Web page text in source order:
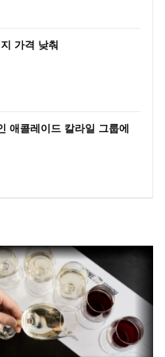
가격 낮춰
애콜레이드 칼라일 그룹에